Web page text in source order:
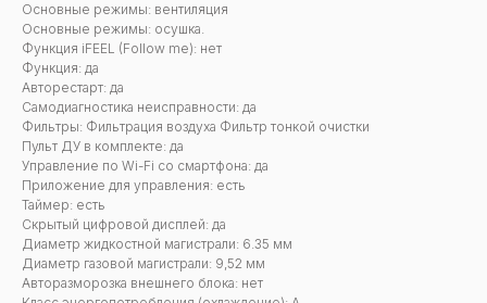
Основные режимы: вентиляция
Основные режимы: осушка.
Функция iFEEL (Follow me): нет
Функция: да
Авторестарт: да
Самодиагностика неисправности: да
Фильтры: Фильтрация воздуха Фильтр тонкой очистки
Пульт ДУ в комплекте: да
Управление по Wi-Fi со смартфона: да
Приложение для управления: есть
Таймер: есть
Скрытый цифровой дисплей: да
Диаметр жидкостной магистрали: 6.35 мм
Диаметр газовой магистрали: 9,52 мм
Авторазморозка внешнего блока: нет